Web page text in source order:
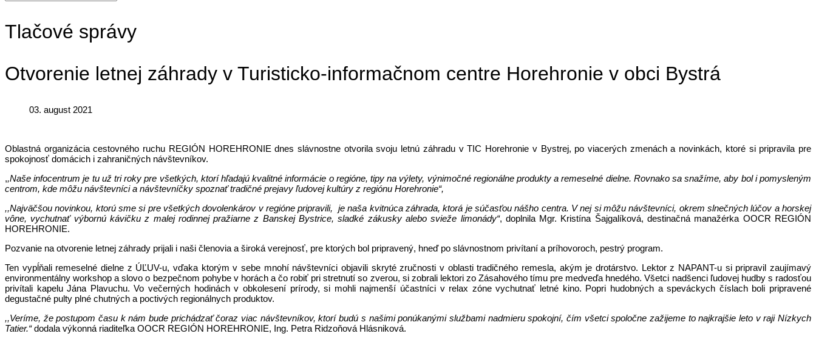
Tlačové správy
Otvorenie letnej záhrady v Turisticko-informačnom centre Horehronie v obci Bystrá
03. august 2021
Oblastná organizácia cestovného ruchu REGIÓN HOREHRONIE dnes slávnostne otvorila svoju letnú záhradu v TIC Horehronie v Bystrej, po viacerých zmenách a novinkách, ktoré si pripravila pre
spokojnosť domácich i zahraničných návštevníkov.
,,Naše infocentrum je tu už tri roky pre všetkých, ktorí hľadajú kvalitné informácie o regióne, tipy na výlety, výnimočné regionálne produkty a remeselné dielne. Rovnako sa snažíme, aby bol i pomysleným
centrom, kde môžu návštevníci a návštevníčky spoznať tradičné prejavy ľudovej kultúry z regiónu Horehronie“,
,,Najväčšou novinkou, ktorú sme si pre všetkých dovolenkárov v regióne pripravili, je naša kvitnúca záhrada, ktorá je súčasťou nášho centra. V nej si môžu návštevníci, okrem slnečných lúčov a horskej
vône, vychutnať výbornú kávičku z malej rodinnej pražiarne z Banskej Bystrice, sladké zákusky alebo svieže limonády“, doplnila Mgr. Kristína Šajgalíková, destinačná manažérka OOCR REGIÓN
HOREHRONIE.
Pozvanie na otvorenie letnej záhrady prijali i naši členovia a široká verejnosť, pre ktorých bol pripravený, hneď po slávnostnom privítaní a príhovoroch, pestrý program.
Ten vypĺňali remeselné dielne z ÚĽUV-u, vďaka ktorým v sebe mnohí návštevníci objavili skryté zručnosti v oblasti tradičného remesla, akým je drotárstvo. Lektor z NAPANT-u si pripravil zaujímavý
environmentálny workshop a slovo o bezpečnom pohybe v horách a čo robiť pri stretnutí so zverou, si zobrali lektori zo Zásahového tímu pre medveďa hnedého. Všetci nadšenci ľudovej hudby s radosťou
privítali kapelu Jána Plavuchu. Vo večerných hodinách v obkolesení prírody, si mohli najmenší účastníci v relax zóne vychutnať letné kino. Popri hudobných a speváckych číslach boli pripravené
degustačné pulty plné chutných a poctivých regionálnych produktov.
,,Veríme, že postupom času k nám bude prichádzať čoraz viac návštevníkov, ktorí budú s našimi ponúkanými službami nadmieru spokojní, čím všetci spoločne zažijeme to najkrajšie leto v raji Nízkych
Tatier.“dodala výkonná riaditeľka OOCR REGIÓN HOREHRONIE, Ing. Petra Ridzoňová Hlásniková.